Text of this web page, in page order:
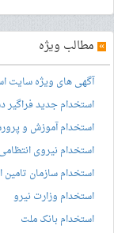
» مطالب ویژه
آگهی های ویژه سایت
استخدام جدید فراگیر
استخدام آموزش و
استخدام نیروی
استخدام سازمان تامین
استخدام وزارت نیرو
استخدام بانک ملت